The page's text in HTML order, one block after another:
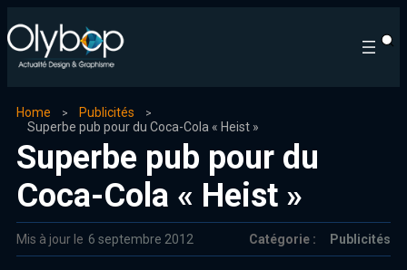
Home
Publicités
Superbe pub pour du Coca-Cola « Heist »
Superbe pub pour du
Coca-Cola « Heist »
Mis à jour le 6 septembre 2012 Catégorie : Publicités